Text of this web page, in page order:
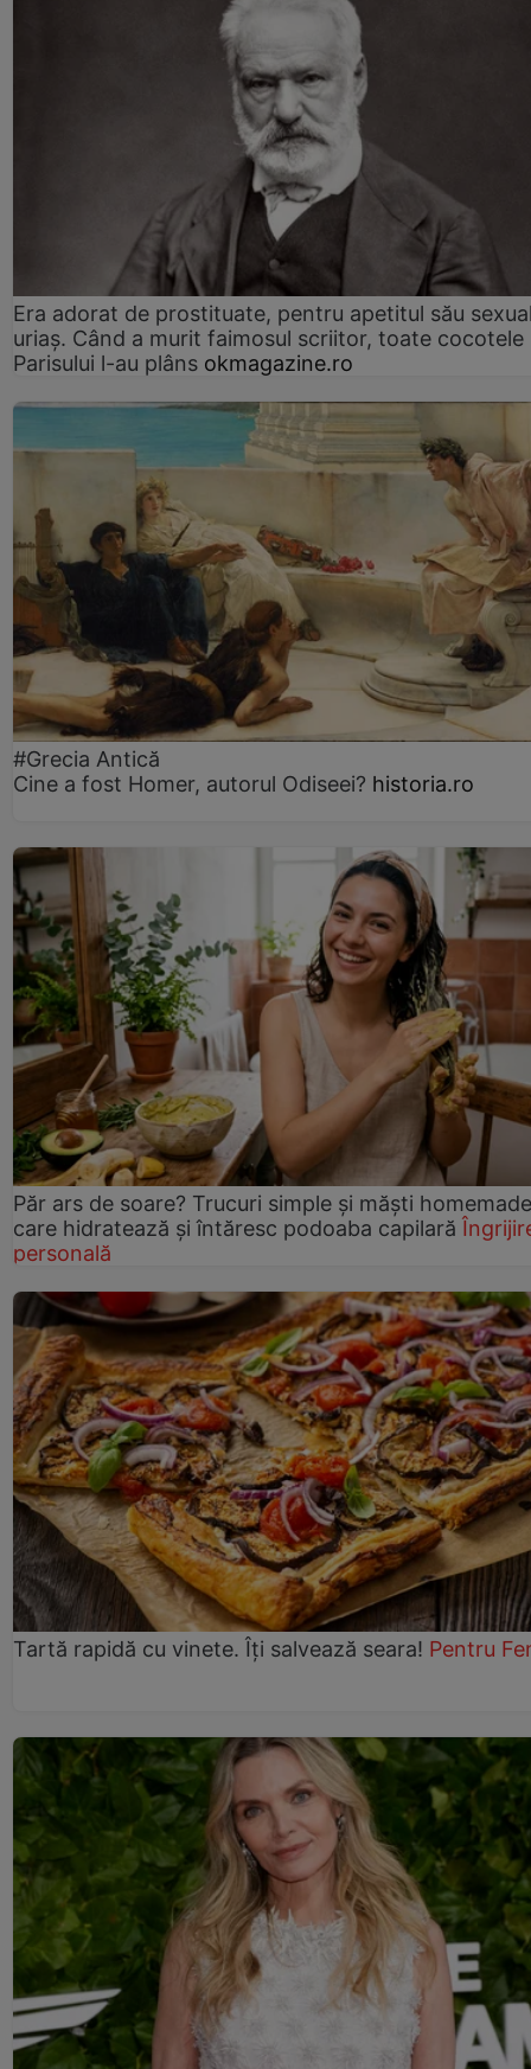
Era adorat de prostituate, pentru apetitul său
uriaș. Când a murit faimosul scriitor, toate cocotele
Parisului l-au plâns okmagazine.ro
#Grecia Antică
Cine a fost Homer, autorul Odiseei? historia.ro
Păr ars de soare? Trucuri simple și măști homemade
care hidratează și întăresc podoaba capilară
personală
Tartă rapidă cu vinete. Îți salvează seara! Pentru